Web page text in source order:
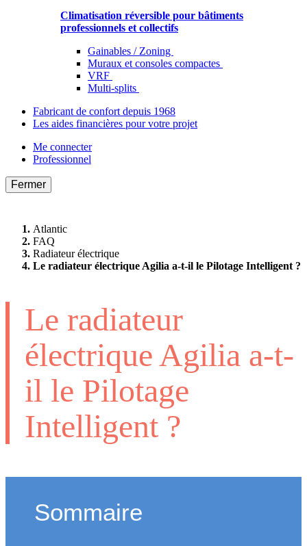
Climatisation réversible pour bâtiments
professionnels et collectifs
Gainables / Zoning
Muraux et consoles compactes
VRF
Multi-splits
Fabricant de confort depuis 1968
Les aides financières pour votre projet
Me connecter
Professionnel
Fermer
Atlantic
FAQ
Radiateur électrique
Le radiateur électrique Agilia a-t-il le Pilotage Intelligent ?
Le radiateur
électrique Agilia a-t-
il le Pilotage
Intelligent ?
Sommaire